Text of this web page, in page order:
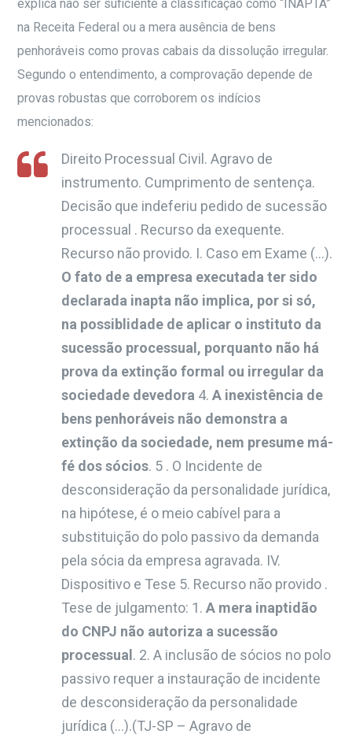
explica não ser suficiente a classificação como “INAPTA”
na Receita Federal ou a mera ausência de bens
penhoráveis como provas cabais da dissolução irregular.
Segundo o entendimento, a comprovação depende de
provas robustas que corroborem os indícios
mencionados:
Direito Processual Civil. Agravo de
instrumento. Cumprimento de sentença.
Decisão que indeferiu pedido de sucessão
processual . Recurso da exequente.
Recurso não provido. I. Caso em Exame (…).
O fato de a empresa executada ter sido
declarada inapta não implica, por si só,
na possiblidade de aplicar o instituto da
sucessão processual, porquanto não há
prova da extinção formal ou irregular da
sociedade devedora 4.A inexistência de
bens penhoráveis não demonstra a
extinção da sociedade, nem presume má-
fé dos sócios. 5 . O Incidente de
desconsideração da personalidade jurídica,
na hipótese, é o meio cabível para a
substituição do polo passivo da demanda
pela sócia da empresa agravada. IV.
Dispositivo e Tese 5. Recurso não provido .
Tese de julgamento: 1.A mera inaptidão
do CNPJ não autoriza a sucessão
processual . 2. A inclusão de sócios no polo
passivo requer a instauração de incidente
de desconsideração da personalidade
jurídica (…).(TJ-SP – Agravo de